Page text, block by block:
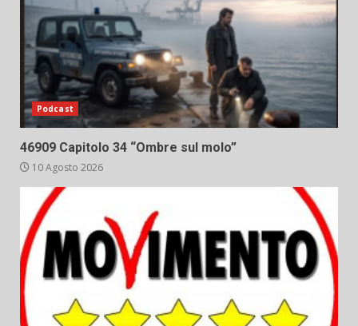
Podcast
46909 Capitolo 34 “Ombre sul molo”
10 Agosto 2026